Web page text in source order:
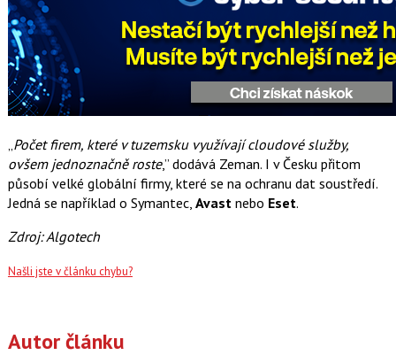
„Počet firem, které v tuzemsku využívají cloudové služby,
ovšem jednoznačně roste,” dodává Zeman. I v Česku přitom
působí velké globální firmy, které se na ochranu dat soustředí.
Jedná se například o Symantec, Avastnebo Eset.
Zdroj: Algotech
Našli jste v článku chybu?
Autor článku